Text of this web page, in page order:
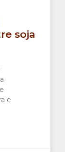
soja
e